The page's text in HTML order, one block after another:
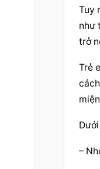
Tuy
như
trở
Trẻ
–